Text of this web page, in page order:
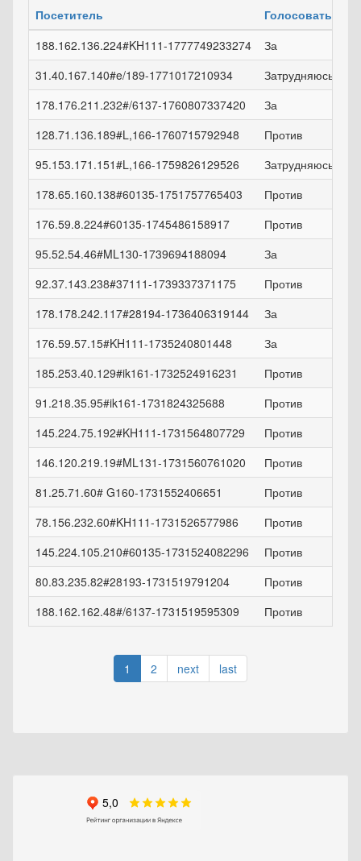
Посетитель
Голосовать
188.162.136.224#KH111-1777749233274
За
31.40.167.140#e/189-1771017210934
Затрудняюсь
178.176.211.232#/6137-1760807337420
За
128.71.136.189#L,166-1760715792948
Против
95.153.171.151#L,166-1759826129526
Затрудняюсь
178.65.160.138#60135-1751757765403
Против
176.59.8.224#60135-1745486158917
Против
95.52.54.46#ML130-1739694188094
За
92.37.143.238#37111-1739337371175
Против
178.178.242.117#28194-1736406319144
За
176.59.57.15#KH111-1735240801448
За
185.253.40.129#ik161-1732524916231
Против
91.218.35.95#ik161-1731824325688
Против
145.224.75.192#KH111-1731564807729
Против
146.120.219.19#ML131-1731560761020
Против
81.25.71.60# G160-1731552406651
Против
78.156.232.60#KH111-1731526577986
Против
145.224.105.210#60135-1731524082296
Против
80.83.235.82#28193-1731519791204
Против
188.162.162.48#/6137-1731519595309
Против
1 2 next last